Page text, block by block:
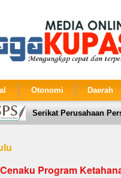
Otonomi Daerah
Serikat Perusahaan
Program